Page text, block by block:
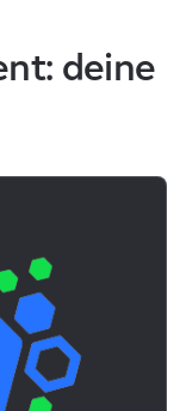
deine